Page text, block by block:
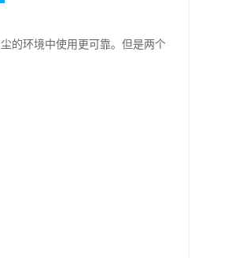
的环境中使用更可靠。但是两个